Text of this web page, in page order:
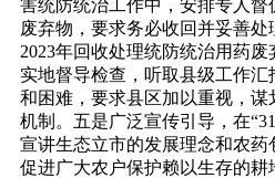
害统防统治工作中，安排专人
废弃物，要求务必收回并妥善处
2023年回收处理统防统治用药
实地督导检查，听取县级工作
和困难，要求县区加以重视，
机制。五是广泛宣传引导，在
宣讲生态立市的发展理念和农药
促进广大农户保护赖以生存的